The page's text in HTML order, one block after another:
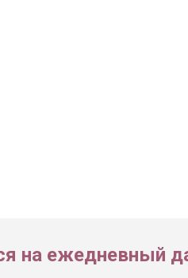
на ежедневный